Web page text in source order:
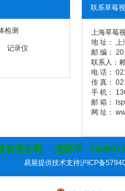
检测
记录仪
联系草莓
上海草莓
地 址
邮 编：
联系人
电 话
传 真
手 机：
邮 箱：
网 址：
技有限公司 沈彩平
易展提供技术支持沪ICP备